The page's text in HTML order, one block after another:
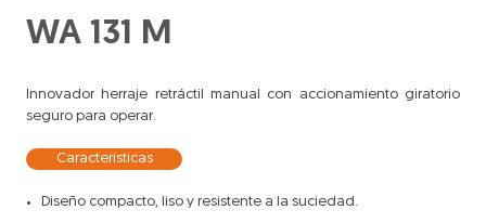
WA 131 M
Innovador herraje retráctil manual con accionamiento giratorio
seguro para operar.
Características
Diseño compacto, liso y resistente a la suciedad.